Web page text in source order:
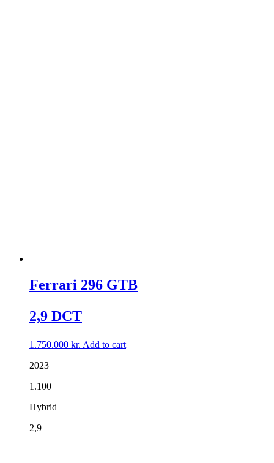
Ferrari 296 GTB
2,9 DCT
1.750.000 kr. Add to cart
2023
1.100
Hybrid
2,9